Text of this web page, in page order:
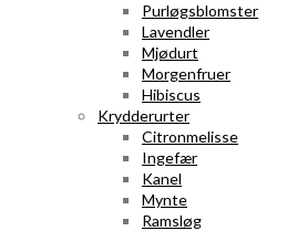
Purløgsblomster
Lavendler
Mjødurt
Morgenfruer
Hibiscus
Krydderurter
Citronmelisse
Ingefær
Kanel
Mynte
Ramsløg